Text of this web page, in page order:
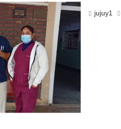
jujuy1